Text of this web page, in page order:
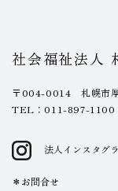
社会福祉法人
〒004-0014 札幌市
TEL：011-897-
法人インスタグ
お問合せ